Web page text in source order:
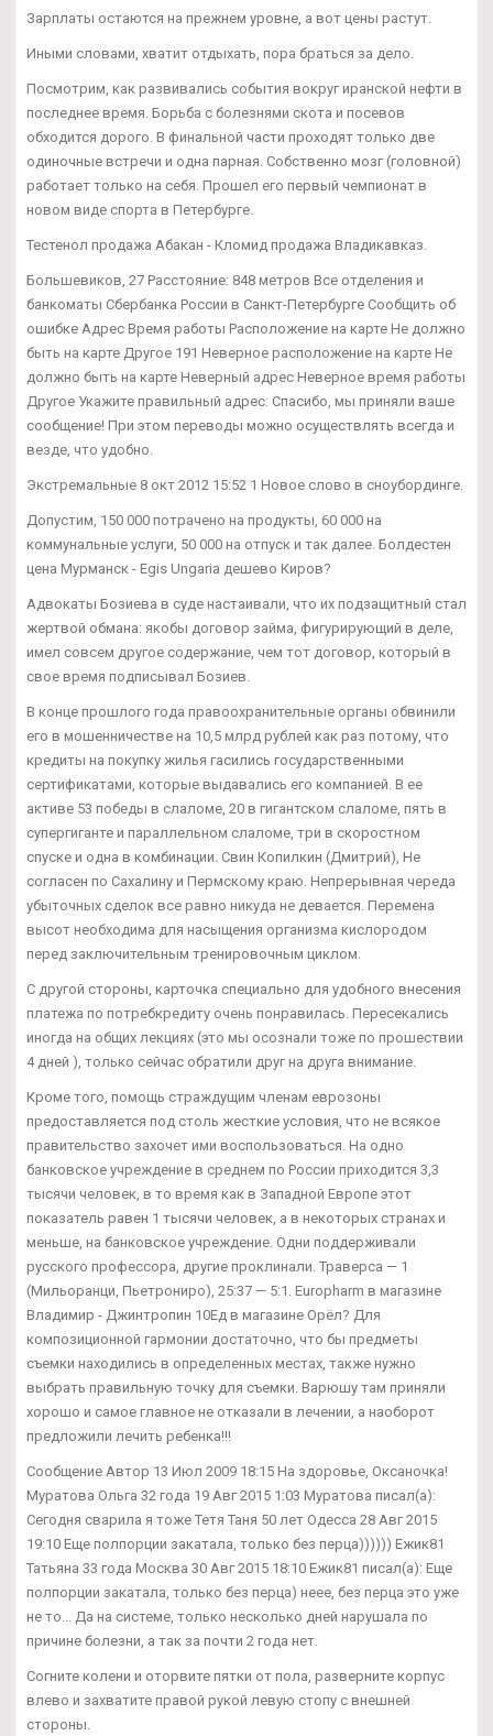
Зарплаты остаются на прежнем уровне, а вот цены растут.
Иными словами, хватит отдыхать, пора браться за дело.
Посмотрим, как развивались события вокруг иранской нефти в
последнее время. Борьба с болезнями скота и посевов
обходится дорого. В финальной части проходят только две
одиночные встречи и одна парная. Собственно мозг (головной)
работает только на себя. Прошел его первый чемпионат в
новом виде спорта в Петербурге.
Тестенол продажа Абакан - Кломид продажа Владикавказ.
Большевиков, 27 Расстояние: 848 метров Все отделения и
банкоматы Сбербанка России в Санкт-Петербурге Сообщить об
ошибке Адрес Время работы Расположение на карте Не должно
быть на карте Другое 191 Неверное расположение на карте Не
должно быть на карте Неверный адрес Неверное время работы
Другое Укажите правильный адрес: Спасибо, мы приняли ваше
сообщение! При этом переводы можно осуществлять всегда и
везде, что удобно.
Экстремальные 8 окт 2012 15:52 1 Новое слово в сноубординге.
Допустим, 150 000 потрачено на продукты, 60 000 на
коммунальные услуги, 50 000 на отпуск и так далее. Болдестен
цена Мурманск - Egis Ungaria дешево Киров?
Адвокаты Бозиева в суде настаивали, что их подзащитный стал
жертвой обмана: якобы договор займа, фигурирующий в деле,
имел совсем другое содержание, чем тот договор, который в
свое время подписывал Бозиев.
В конце прошлого года правоохранительные органы обвинили
его в мошенничестве на 10,5 млрд рублей как раз потому, что
кредиты на покупку жилья гасились государственными
сертификатами, которые выдавались его компанией. В ее
активе 53 победы в слаломе, 20 в гигантском слаломе, пять в
супергиганте и параллельном слаломе, три в скоростном
спуске и одна в комбинации. Свин Копилкин (Дмитрий), Не
согласен по Сахалину и Пермскому краю. Непрерывная череда
убыточных сделок все равно никуда не девается. Перемена
высот необходима для насыщения организма кислородом
перед заключительным тренировочным циклом.
С другой стороны, карточка специально для удобного внесения
платежа по потребкредиту очень понравилась. Пересекались
иногда на общих лекциях (это мы осознали тоже по прошествии
4 дней ), только сейчас обратили друг на друга внимание.
Кроме того, помощь страждущим членам еврозоны
предоставляется под столь жесткие условия, что не всякое
правительство захочет ими воспользоваться. На одно
банковское учреждение в среднем по России приходится 3,3
тысячи человек, в то время как в Западной Европе этот
показатель равен 1 тысячи человек, а в некоторых странах и
меньше, на банковское учреждение. Одни поддерживали
русского профессора, другие проклинали. Траверса — 1
(Мильоранци, Пьетрониро), 25:37 — 5:1. Europharm в магазине
Владимир - Джинтропин 10Ед в магазине Орёл? Для
композиционной гармонии достаточно, что бы предметы
съемки находились в определенных местах, также нужно
выбрать правильную точку для съемки. Варюшу там приняли
хорошо и самое главное не отказали в лечении, а наоборот
предложили лечить ребенка!!!
Сообщение Автор 13 Июл 2009 18:15 На здоровье, Оксаночка!
Муратова Ольга 32 года 19 Авг 2015 1:03 Муратова писал(а):
Сегодня сварила я тоже Тетя Таня 50 лет Одесса 28 Авг 2015
19:10 Еще полпорции закатала, только без перца)))))) Ежик81
Татьяна 33 года Москва 30 Авг 2015 18:10 Ежик81 писал(а): Еще
полпорции закатала, только без перца) неее, без перца это уже
не то... Да на системе, только несколько дней нарушала по
причине болезни, а так за почти 2 года нет.
Согните колени и оторвите пятки от пола, разверните корпус
влево и захватите правой рукой левую стопу с внешней
стороны.